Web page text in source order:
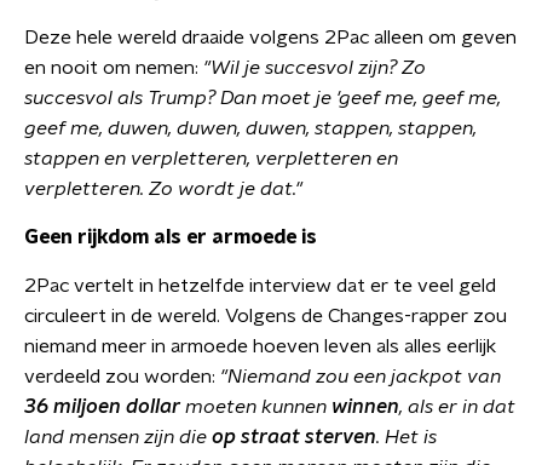
Deze hele wereld draaide volgens 2Pac alleen om geven
en nooit om nemen: "Wil je succesvol zijn? Zo
succesvol als Trump? Dan moet je 'geef me, geef me,
geef me, duwen, duwen, duwen, stappen, stappen,
stappen en verpletteren, verpletteren en
verpletteren. Zo wordt je dat."
Geen rijkdom als er armoede is
2Pac vertelt in hetzelfde interview dat er te veel geld
circuleert in de wereld. Volgens de Changes-rapper zou
niemand meer in armoede hoeven leven als alles eerlijk
verdeeld zou worden: "Niemand zou een jackpot van
36 miljoen dollar moeten kunnen winnen, als er in dat
land mensen zijn die op straat sterven. Het is